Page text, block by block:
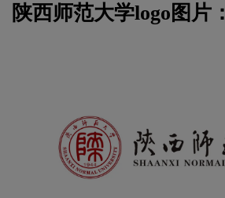
陕西师范大学logo图片：